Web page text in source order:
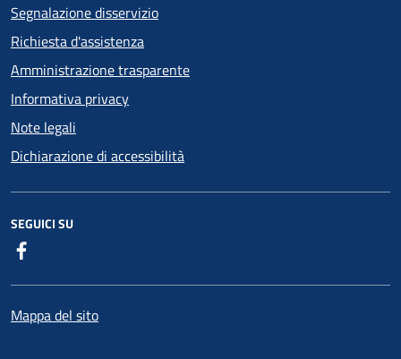
Segnalazione disservizio
Richiesta d'assistenza
Amministrazione trasparente
Informativa privacy
Note legali
Dichiarazione di accessibilità
SEGUICI SU
Mappa del sito